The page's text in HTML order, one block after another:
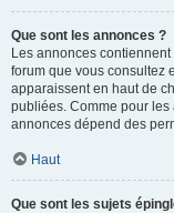
Que sont les annonces ?
Les annonces
forum que vous consultez
apparaissent en haut de
publiées. Comme pour
annonces dépend des
Haut
Que sont les sujets